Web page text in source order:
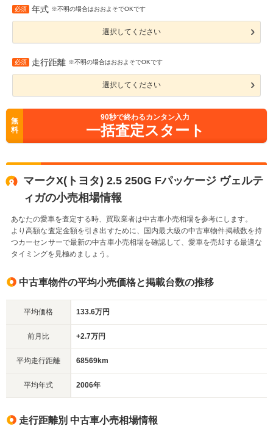
必須 年式 ※不明の場合はおおよそでOKです
選択してください
必須 走行距離 ※不明の場合はおおよそでOKです
選択してください
無
料
90秒で終わるカンタン入力
一括査定スタート
マークX(トヨタ) 2.5 250G Fパッケージ ヴェルテ
ィガの小売相場情報
あなたの愛車を査定する時、買取業者は中古車小売相場を参考にします。
より高額な査定金額を引き出すために、国内最大級の中古車物件掲載数を持
つカーセンサーで最新の中古車小売相場を確認して、愛車を売却する最適な
タイミングを見極めましょう。
中古車物件の平均小売価格と掲載台数の推移
平均価格 133.6万円
前月比 +2.7万円
平均走行距離 68569km
平均年式 2006年
走行距離別 中古車小売相場情報